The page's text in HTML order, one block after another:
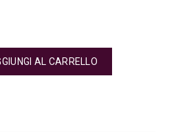
Castel Sallegg quantità
AL CARRELLO